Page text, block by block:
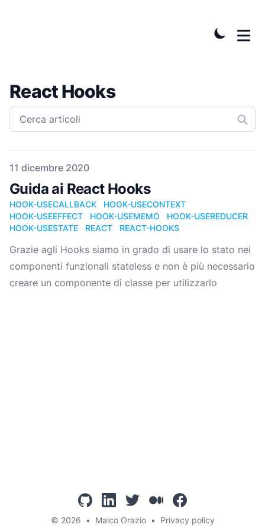
React Hooks
Pubblicato il
11 dicembre 2020
Guida ai React Hooks
HOOK-USECALLBACK
HOOK-USECONTEXT
HOOK-USEEFFECT
HOOK-USEMEMO
HOOK-USEREDUCER
HOOK-USESTATE
REACT REACT-HOOKS
Grazie agli Hooks siamo in grado di usare lo stato nei
componenti funzionali stateless e non è più necessario
creare un componente di classe per utilizzarlo
github linkedintwittermediumcom
facebook
© 2026 • Maico Orazio • Privacy policy